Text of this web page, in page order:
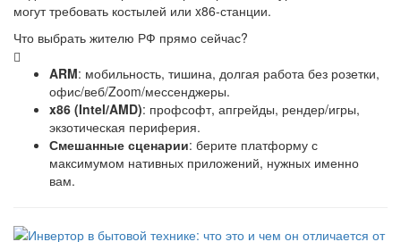
могут требовать костылей или x86-станции.
Что выбрать жителю РФ прямо сейчас?
ARM: мобильность, тишина, долгая работа без розетки,
офис/веб/Zoom/мессенджеры.
x86 (Intel/AMD): профсофт, апгрейды, рендер/игры,
экзотическая периферия.
Смешанные сценарии: берите платформу с
максимумом нативных приложений, нужных именно
вам.